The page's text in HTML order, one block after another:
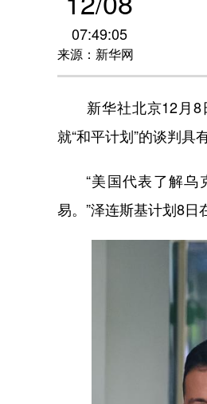
07:49:05
来源：新华网
新华社北京12月8日
就“和平计划”的谈判具
“美国代表了解乌克
易。”泽连斯基计划8日